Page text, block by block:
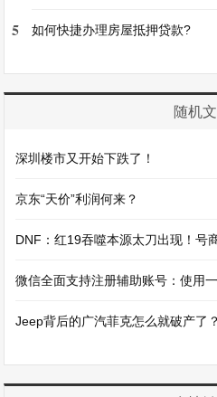
5 如何快捷办理房屋抵押贷款?
随机
深圳楼市又开始下跌了！
京东“天价”利润何来？
DNF：红19吞噬本源太刀出现！号
微信全面支持注册辅助账号：使用
Jeep背后的广汽菲克怎么就破产了？